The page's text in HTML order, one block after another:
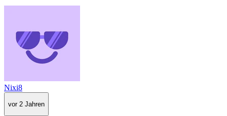
Nixi8
vor 2 Jahren